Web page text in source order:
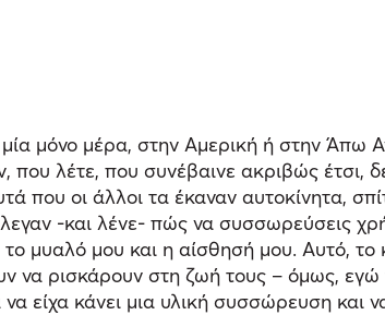
μόνο μέρα, στην Αμερική ή στην Άπω
λέτε, που συνέβαινε ακριβώς έτσι,
που οι άλλοι τα έκαναν αυτοκίνητα,
-και λένε- πώς να συσσωρεύσεις
μυαλό μου και η αίσθησή μου. Αυτό,
να ρισκάρουν στη ζωή τους – όμως,
κάνει μια υλική συσσώρευση και